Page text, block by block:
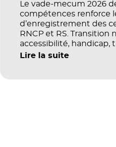
Le vade-mecum 2026
compétences renforce
d’enregistrement des
RNCP et RS. Transition
accessibilité, handicap,
écologique : quels
Lire la suite